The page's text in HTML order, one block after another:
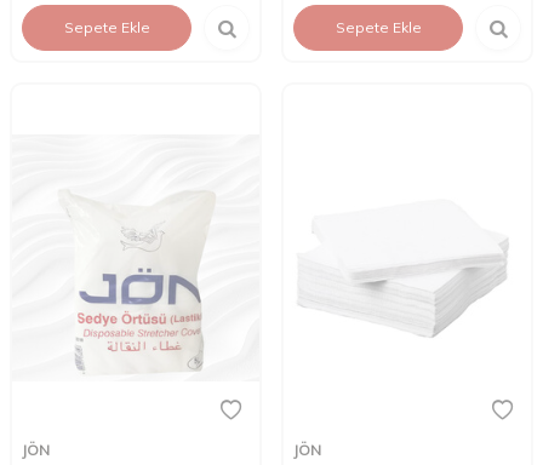
Sepete Ekle Sepete Ekle
JÖN
JÖN